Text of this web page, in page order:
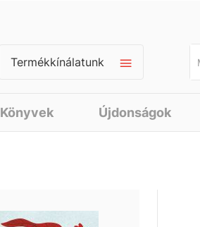
Termékkínálatunk
Könyvek Újdonságok